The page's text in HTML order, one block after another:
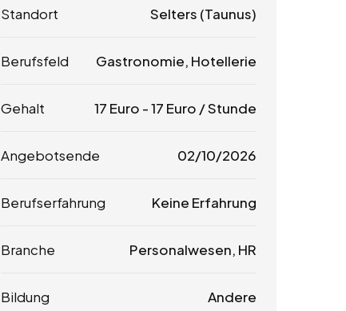
Standort Selters (Taunus)
Berufsfeld Gastronomie, Hotellerie
Gehalt 17 Euro -17 Euro / Stunde
Angebotsende 02/10/2026
Berufserfahrung Keine Erfahrung
Branche Personalwesen, HR
Bildung Andere